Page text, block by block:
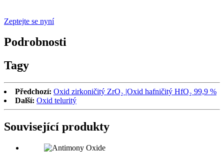
Zeptejte se nyní
Podrobnosti
Tagy
Předchozí: Oxid zirkoničitý ZrO₂ |Oxid hafničitý HfO₂ 99,9 %
Další: Oxid teluritý
Související produkty